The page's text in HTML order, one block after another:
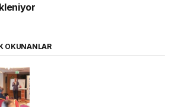
OKUNANLAR